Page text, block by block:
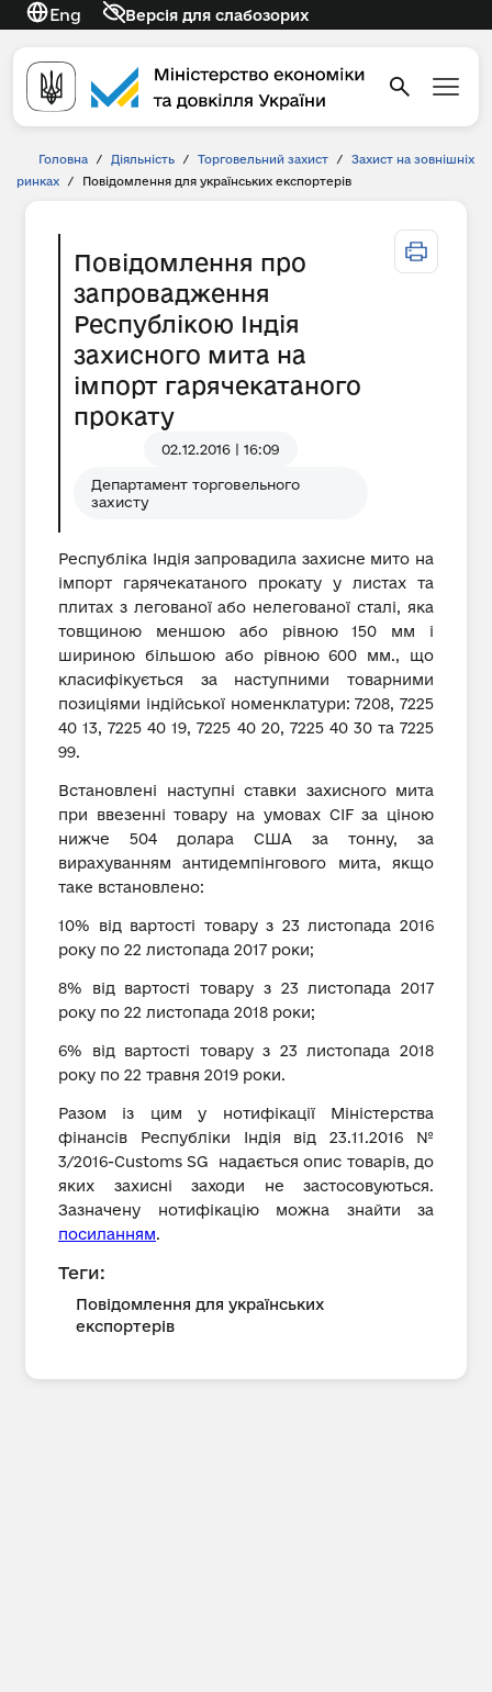
Eng Версія для слабозорих
Головна / Діяльність / Торговельний захист /
Захист на зовнішніх
ринках
/ Повідомлення для українських експортерів
Повідомлення про
запровадження
Республікою Індія
захисного мита на
імпорт гарячекатаного
прокату
02.12.2016 | 16:09
Департамент торговельного
захисту
Республіка Індія запровадила захисне мито на
імпорт гарячекатаного прокату у листах та
плитах з легованої або нелегованої сталі, яка
товщиною меншою або рівною 150 мм і
шириною більшою або рівною 600 мм., що
класифікується за наступними товарними
позиціями індійської номенклатури: 7208, 7225
40 13, 7225 40 19, 7225 40 20, 7225 40 30 та 7225
99.
Встановлені наступні ставки захисного мита
при ввезенні товару на умовах CIF за ціною
нижче 504 долара США за тонну, за
вирахуванням антидемпінгового мита, якщо
таке встановлено:
10% від вартості товару з 23 листопада 2016
року по 22 листопада 2017 роки;
8% від вартості товару з 23 листопада 2017
року по 22 листопада 2018 роки;
6% від вартості товару з 23 листопада 2018
року по 22 травня 2019 роки.
Разом із цим у нотифікації Міністерства
фінансів Республіки Індія від 23.11.2016 №
3/2016-Customs SG надається опис товарів, до
яких захисні заходи не застосовуються.
Зазначену нотифікацію можна знайти за
посиланням.
Теги:
Повідомлення для українських
експортерів